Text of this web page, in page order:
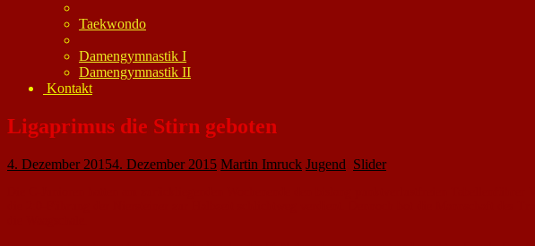
Taekwondo
Damengymnastik I
Damengymnastik II
Kontakt
Ligaprimus die Stirn geboten
4. Dezember 20154. Dezember 2015 Martin Imruck Jugend Slider